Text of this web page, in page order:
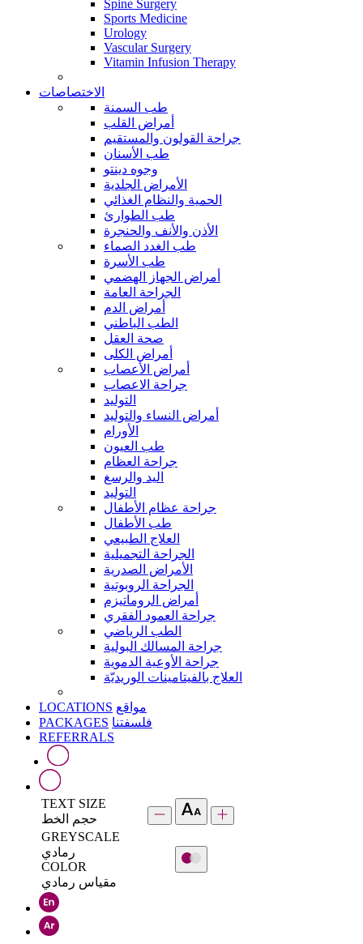
Spine Surgery
Sports Medicine
Urology
Vascular Surgery
Vitamin Infusion Therapy
الاختصاصات
طب السمنة
أمراض القلب
جراحة القولون والمستقيم
طب الأسنان
وجوه دينتو
الأمراض الجلدية
الحمية والنظام الغذائي
طب الطوارئ
الأذن والأنف والحنجرة
طب الغدد الصماء
طب الأسرة
أمراض الجهاز الهضمي
الجراحة العامة
أمراض الدم
الطب الباطني
صحة العقل
أمراض الكلى
أمراض الأعصاب
جراحة الاعصاب
التوليد
أمراض النساء والتوليد
الأورام
طب العيون
جراحة العظام
اليد والرسغ
التوليد
جراحة عظام الأطفال
طب الأطفال
العلاج الطبيعي
الجراحة التجميلية
الأمراض الصدرية
الجراحة الروبوتية
أمراض الروماتيزم
جراحة العمود الفقري
الطب الرياضي
جراحة المسالك البولية
جراحة الأوعية الدموية
العلاج بالفيتامينات الوريديّة
LOCATIONS مواقع
PACKAGES فلسفتنا
REFERRALS
TEXT SIZE
حجم الخط
GREYSCALE
رمادي
COLOR
مقياس رمادي